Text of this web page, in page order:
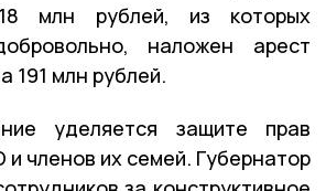
млн рублей, из которых
наложен арест
191 млн рублей.
уделяется защите прав
и членов их семей. Губернатор